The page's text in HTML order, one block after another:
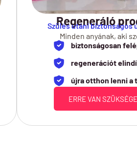
Regeneráló
Szülés utáni biztonságos
Minden anyának, aki
biztonságosan
regenerációt
újra otthon lenni a
ERRE VAN